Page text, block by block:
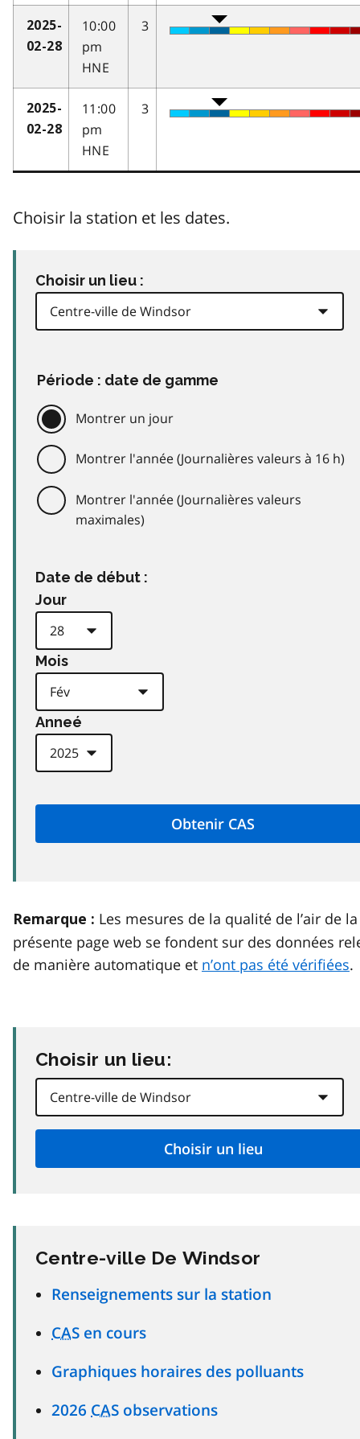
2025-
02-28
10:00
pm
HNE
3
2025-
02-28
11:00
pm
HNE
3
Choisir la station et les dates.
Choisir un lieu :
Période : date de gamme
Montrer un jour
Montrer l'année (Journalières valeurs à 16 h)
Montrer l'année (Journalières valeurs
maximales)
Date de début :
Jour
Mois
Anneé
Remarque : Les mesures de la qualité de l’air de la
présente page web se fondent sur des données
de manière automatique et n’ont pas été vérifiées.
Choisir un lieu:
Centre-ville De Windsor
Renseignements sur la station
CAS en cours
Graphiques horaires des polluants
2026 CAS observations